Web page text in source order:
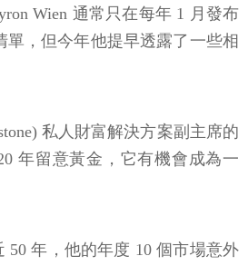
Wien 通常只在每年 1 月發布
單，但今年他提早透露了一些相
私人財富解決方案副主席的
年留意黃金，它有機會成為一
50 年，他的年度 10 個市場意外